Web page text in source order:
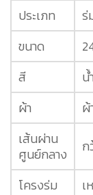
ประเภท
ร่
ขนาด
สี
น้
ผ้า
ผ้
เส้นผ่าน
ศูนย์กลาง
ก
โครงร่ม
เ